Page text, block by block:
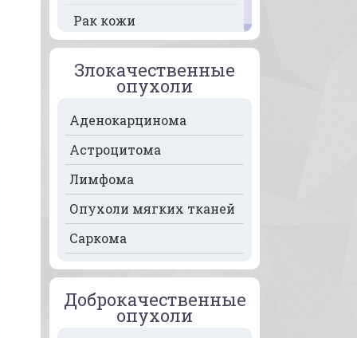
Рак кожи
Рак кости
Рак крови
Рак лимфоузлов
Рак молочной железы
Рак мочевого пузыря
Рак носа
Рак пищевода
Рак поджелудочной
Злокачественные
опухоли
Аденокарцинома
Астроцитома
Лимфома
Опухоли мягких тканей
Саркома
Доброкачественные
опухоли